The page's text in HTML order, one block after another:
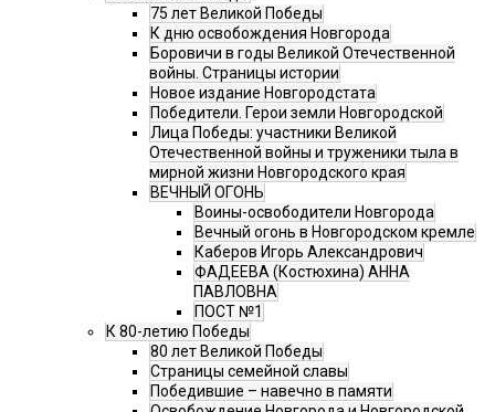
75 лет Великой Победы
К дню освобождения Новгорода
Боровичи в годы Великой Отечественной
войны. Страницы истории
Новое издание Новгородстата
Победители. Герои земли Новгородской
Лица Победы: участники Великой
Отечественной войны и труженики тыла в
мирной жизни Новгородского края
ВЕЧНЫЙ ОГОНЬ
Воины-освободители Новгорода
Вечный огонь в Новгородском кремле
Каберов Игорь Александрович
ФАДЕЕВА (Костюхина) АННА
ПАВЛОВНА
ПОСТ №1
К 80-летию Победы
80 лет Великой Победы
Страницы семейной славы
Победившие – навечно в памяти